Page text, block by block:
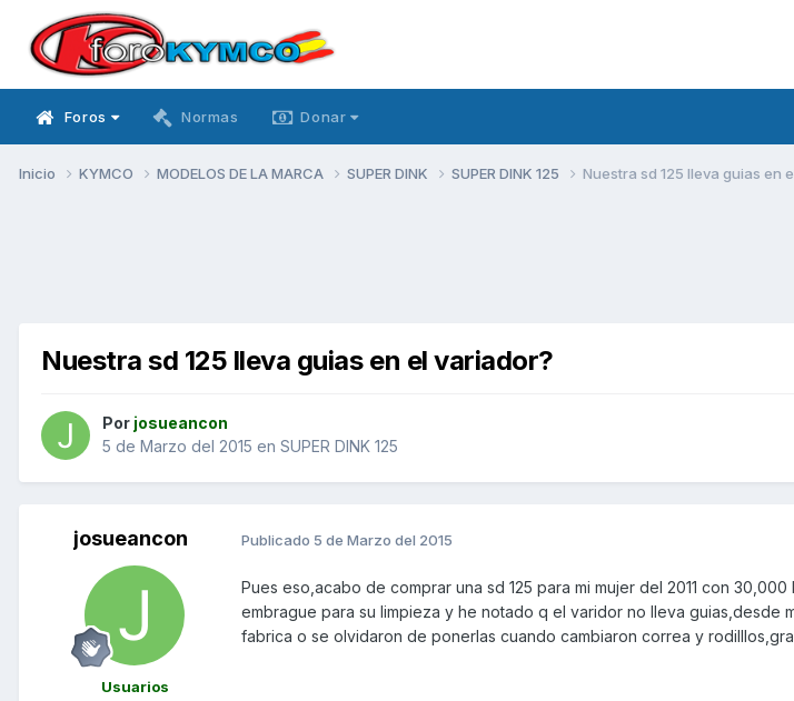
Foros Normas Donar
Inicio KYMCO MODELOS DE LA MARCA SUPER DINK SUPER DINK 125 Nuestra sd 125 lleva guias en
Nuestra sd 125 lleva guias en el variador?
Por josueancon
5 de Marzo del 2015 en SUPER DINK 125
josueancon
Usuarios
Publicado 5 de Marzo del 2015
Pues eso,acabo de comprar una sd 125 para mi mujer del 2011 con
embrague para su limpieza y he notado q el varidor no lleva guias,desde
fabrica o se olvidaron de ponerlas cuando cambiaron correa y